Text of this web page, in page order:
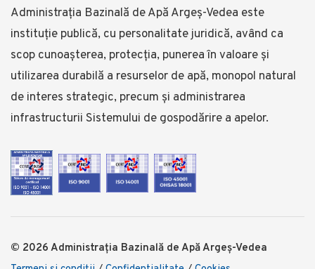
Administrația Bazinală de Apă Argeș-Vedea este
instituție publică, cu personalitate juridică, având ca
scop cunoașterea, protecția, punerea în valoare și
utilizarea durabilă a resurselor de apă, monopol natural
de interes strategic, precum și administrarea
infrastructurii Sistemului de gospodărire a apelor.
© 2026 Administrația Bazinală de Apă Argeș-Vedea